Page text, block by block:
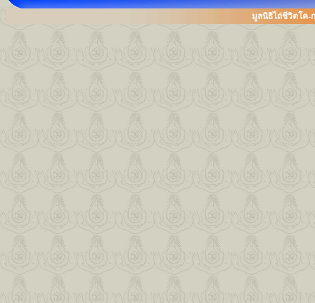
มูลนิธิไถ่ชีวิตโค-